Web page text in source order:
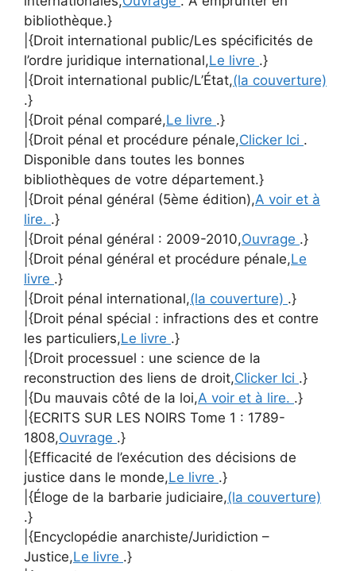
bibliothèque.}
|{Droit international public/Les spécificités de
l’ordre juridique international,Le livre .}
|{Droit international public/L’État,(la couverture)
.}
|{Droit pénal comparé,Le livre .}
|{Droit pénal et procédure pénale,Clicker Ici .
Disponible dans toutes les bonnes
bibliothèques de votre département.}
|{Droit pénal général (5ème édition),A voir et à
lire. .}
|{Droit pénal général : 2009-2010,Ouvrage .}
|{Droit pénal général et procédure pénale,Le
livre .}
|{Droit pénal international,(la couverture) .}
|{Droit pénal spécial : infractions des et contre
les particuliers,Le livre .}
|{Droit processuel : une science de la
reconstruction des liens de droit,Clicker Ici .}
|{Du mauvais côté de la loi,A voir et à lire. .}
|{ECRITS SUR LES NOIRS Tome 1 : 1789-
1808,Ouvrage .}
|{Efficacité de l’exécution des décisions de
justice dans le monde,Le livre .}
|{Éloge de la barbarie judiciaire,(la couverture)
.}
|{Encyclopédie anarchiste/Juridiction –
Justice,Le livre .}